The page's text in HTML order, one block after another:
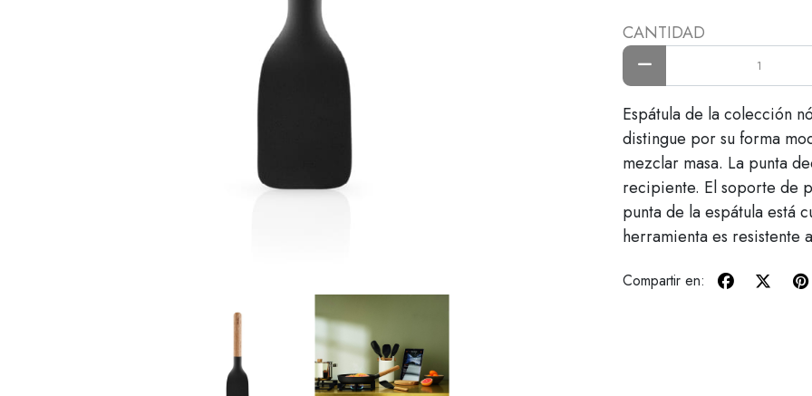
CANTIDAD
Espátula de la colección
distingue por su forma
mezclar masa. La punta
recipiente. El soporte de
punta de la espátula está
herramienta es resistente
Compartir en: